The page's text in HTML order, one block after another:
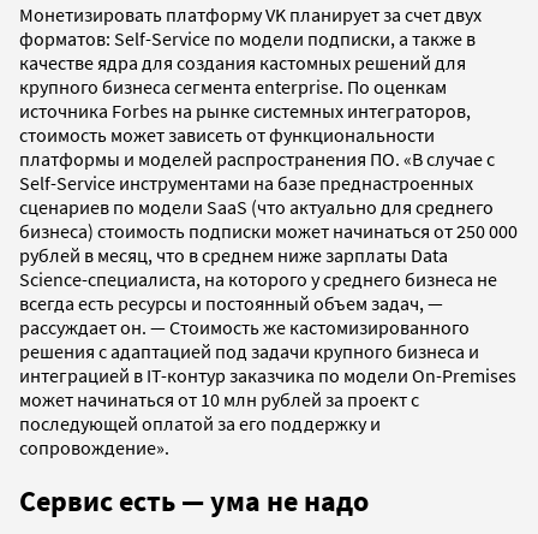
Монетизировать платформу VK планирует за счет двух
форматов: Self-Service по модели подписки, а также в
качестве ядра для создания кастомных решений для
крупного бизнеса сегмента enterprise. По оценкам
источника Forbes на рынке системных интеграторов,
стоимость может зависеть от функциональности
платформы и моделей распространения ПО. «В случае с
Self-Service инструментами на базе преднастроенных
сценариев по модели SaaS (что актуально для среднего
бизнеса) стоимость подписки может начинаться от 250 000
рублей в месяц, что в среднем ниже зарплаты Data
Science-специалиста, на которого у среднего бизнеса не
всегда есть ресурсы и постоянный объем задач, —
рассуждает он. — Стоимость же кастомизированного
решения с адаптацией под задачи крупного бизнеса и
интеграцией в IT-контур заказчика по модели Оn-Рremises
может начинаться от 10 млн рублей за проект с
последующей оплатой за его поддержку и
сопровождение».
Сервис есть — ума не надо